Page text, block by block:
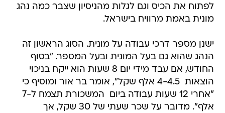
לפתוח את הכיס וגם לגלות מהניסיון שצבר כמה נהג
מונית באמת מרוויח בישראל.
ישנן מספר דרכי עבודה על מונית. הסוג הראשון זה
הנהג שהוא גם בעל המונית ובעל המספר. "בסוף
החודש, אם עבד מידי יום 8 שעות הוא ייקח בניכוי
הוצאות  4-4.5 אלף שקל", אומר בר אור ומוסיף כי
"אחרי 12 שעות עבודה ביום  המשכורת תצמח ל-7
אלף". מדובר על שכר שעתי של 30 שקל, אך